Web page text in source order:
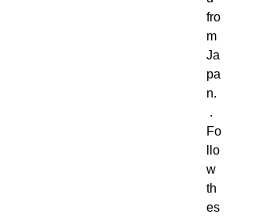
fro
m
Ja
pa
n.
.
Fo
llo
w
th
es